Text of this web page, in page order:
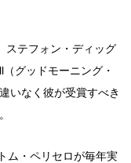
ステフォン・ディッグ
グッドモーニング・
いなく彼が受賞すべき
ム・ペリセロが毎年実